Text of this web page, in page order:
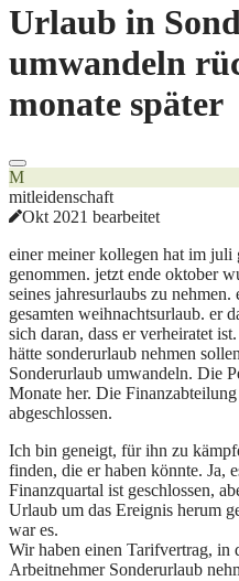
Urlaub in
umwandeln
monate später
M
mitleidenschaft
Okt 2021 bearbeitet
einer meiner kollegen hat im juli
genommen. jetzt ende oktober
seines jahresurlaubs zu
gesamten weihnachtsurlaub. er
sich daran, dass er verheiratet
hätte sonderurlaub nehmen
Sonderurlaub umwandeln. Die
Monate her. Die
abgeschlossen.
Ich bin geneigt, für ihn zu
finden, die er haben könnte. Ja,
Finanzquartal ist geschlossen,
Urlaub um das Ereignis herum
war es.
Wir haben einen Tarifvertrag, in
Arbeitnehmer Sonderurlaub